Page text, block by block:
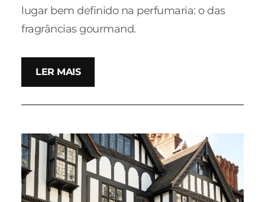
lugar bem definido na perfumaria: o das
fragrâncias gourmand.
LER MAIS